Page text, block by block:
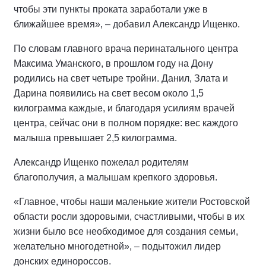
чтобы эти пункты проката заработали уже в
ближайшее время», – добавил Александр Ищенко.
По словам главного врача перинатального центра
Максима Уманского, в прошлом году на Дону
родились на свет четыре тройни. Данил, Злата и
Дарина появились на свет весом около 1,5
килограмма каждые, и благодаря усилиям врачей
центра, сейчас они в полном порядке: вес каждого
малыша превышает 2,5 килограмма.
Александр Ищенко пожелал родителям
благополучия, а малышам крепкого здоровья.
«Главное, чтобы наши маленькие жители Ростовской
области росли здоровыми, счастливыми, чтобы в их
жизни было все необходимое для создания семьи,
желательно многодетной», – подытожил лидер
донских единороссов.